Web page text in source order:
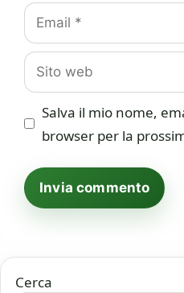
Email
Sito
web
Salva il mio nome,
browser per la
Cerca